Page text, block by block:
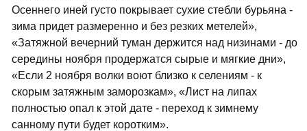
Осеннего иней густо покрывает сухие стебли бурьяна -
зима придет размеренно и без резких метелей»,
«Затяжной вечерний туман держится над низинами - до
середины ноября продержатся сырые и мягкие дни»,
«Если 2 ноября волки воют близко к селениям - к
скорым затяжным заморозкам», «Лист на липах
полностью опал к этой дате - переход к зимнему
санному пути будет коротким».